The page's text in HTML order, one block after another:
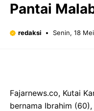
Pantai
redaksi Senin, 18
Fajarnews.co, Kutai
bernama Ibrahim